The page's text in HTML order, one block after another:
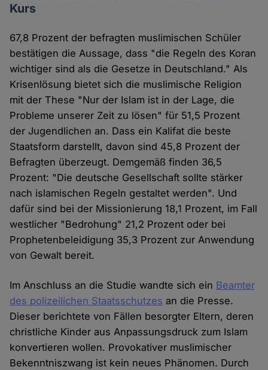
Kurs
67,8 Prozent der befragten muslimischen Schüler
bestätigen die Aussage, dass "die Regeln des Koran
wichtiger sind als die Gesetze in Deutschland." Als
Krisenlösung bietet sich die muslimische Religion
mit der These "Nur der Islam ist in der Lage, die
Probleme unserer Zeit zu lösen" für 51,5 Prozent
der Jugendlichen an. Dass ein Kalifat die beste
Staatsform darstellt, davon sind 45,8 Prozent der
Befragten überzeugt. Demgemäß finden 36,5
Prozent: "Die deutsche Gesellschaft sollte stärker
nach islamischen Regeln gestaltet werden". Und
dafür sind bei der Missionierung 18,1 Prozent, im Fall
westlicher "Bedrohung" 21,2 Prozent oder bei
Prophetenbeleidigung 35,3 Prozent zur Anwendung
von Gewalt bereit.
Im Anschluss an die Studie wandte sich ein Beamter
des polizeilichen Staatsschutzes an die Presse.
Dieser berichtete von Fällen besorgter Eltern, deren
christliche Kinder aus Anpassungsdruck zum Islam
konvertieren wollen. Provokativer muslimischer
Bekenntniszwang ist kein neues Phänomen. Durch